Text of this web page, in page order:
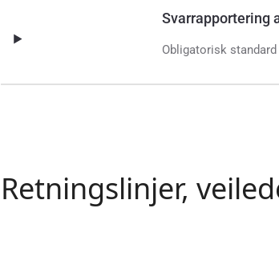
Svarrapportering
Obligatorisk standard
Retningslinjer,